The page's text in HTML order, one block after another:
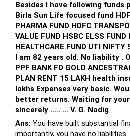
Besides l have following funds
Birla Sun Life focused fund HDFC Defence fund HDFC
PHARMA FUND HDFC
VALUE FUND HSBC ELSS FUND
HEALTHCARE FUND UTI NIFTY
I am 82 years old. No liability . Other investments like
PPF BANK FD GOLD
PLAN RENT 15 LAKH health
lakhs Expenses very basic. Would like to re invest. for
better returns. Waiting for your early reply. Your 's
sincerely ..... ... V. G. Nadig
Ans: You have built substantial
importantly, you have no